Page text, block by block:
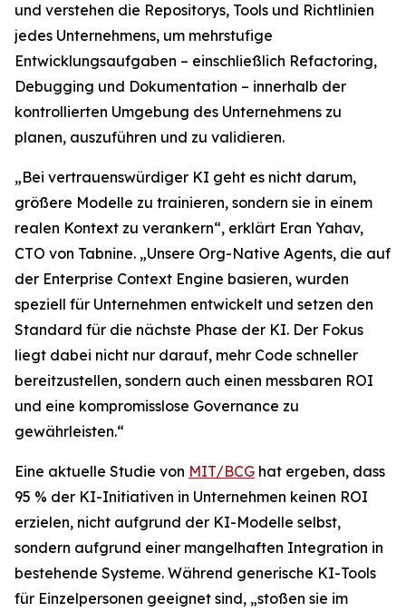
und verstehen die Repositorys, Tools und Richtlinien
jedes Unternehmens, um mehrstufige
Entwicklungsaufgaben – einschließlich Refactoring,
Debugging und Dokumentation – innerhalb der
kontrollierten Umgebung des Unternehmens zu
planen, auszuführen und zu validieren.
„Bei vertrauenswürdiger KI geht es nicht darum,
größere Modelle zu trainieren, sondern sie in einem
realen Kontext zu verankern“, erklärt Eran Yahav,
CTO von Tabnine. „Unsere Org-Native Agents, die auf
der Enterprise Context Engine basieren, wurden
speziell für Unternehmen entwickelt und setzen den
Standard für die nächste Phase der KI. Der Fokus
liegt dabei nicht nur darauf, mehr Code schneller
bereitzustellen, sondern auch einen messbaren ROI
und eine kompromisslose Governance zu
gewährleisten.“
Eine aktuelle Studie von MIT/BCG hat ergeben, dass
95 % der KI-Initiativen in Unternehmen keinen ROI
erzielen, nicht aufgrund der KI-Modelle selbst,
sondern aufgrund einer mangelhaften Integration in
bestehende Systeme. Während generische KI-Tools
für Einzelpersonen geeignet sind, „stoßen sie im